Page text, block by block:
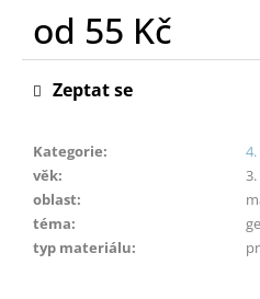
od 55 Kč
Měrná
cena:
Kategorie:
věk:
oblast:
téma:
typ materiálu:
Zeptat se
m